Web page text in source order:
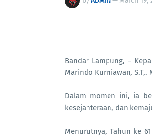
Bandar Lampung, –
Marindo Kurniawan, S.T,.
Dalam momen ini, ia
kesejahteraan, dan
Menurutnya, Tahun ke